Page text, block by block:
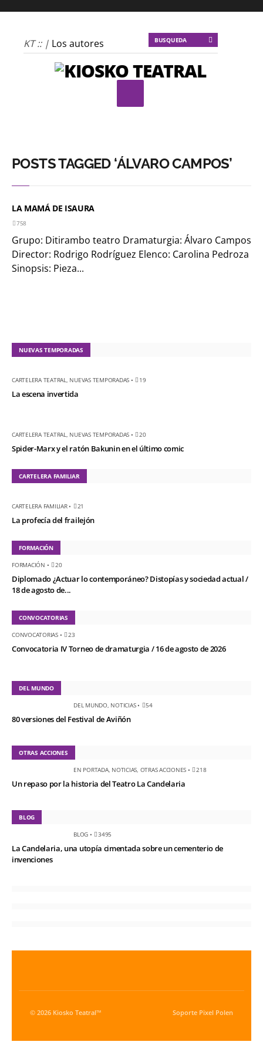
KT :: | Los autores
materiales
Dulce
locura para la
Mnemosine
KT :: |
frailejón
KT :: | Spider-Marx y
el ratón Bakunin en el
Distopías y sociedad
de 2026
dramaturgia / 16 de
agosto de 2026
KT :: |XV Festival
Internacional de
Teatro Rosa
POSTS TAGGED ‘ÁLVARO CAMPOS’
LA MAMÁ DE ISAURA
758
Grupo: Ditirambo teatro Dramaturgia: Álvaro Campos
Director: Rodrigo Rodríguez Elenco: Carolina Pedroza
Sinopsis: Pieza...
NUEVAS TEMPORADAS
CARTELERA TEATRAL, NUEVAS TEMPORADAS • 19
La escena invertida
CARTELERA TEATRAL, NUEVAS TEMPORADAS • 20
Spider-Marx y el ratón Bakunin en el último comic
CARTELERA FAMILIAR
CARTELERA FAMILIAR• 21
La profecía del frailejón
FORMACIÓN
FORMACIÓN • 20
Diplomado ¿Actuar lo contemporáneo? Distopías y sociedad actual /
18 de agosto de...
CONVOCATORIAS
CONVOCATORIAS• 23
Convocatoria IV Torneo de dramaturgia / 16 de agosto de 2026
DEL MUNDO
DEL MUNDO, NOTICIAS• 54
80 versiones del Festival de Aviñón
OTRAS ACCIONES
EN PORTADA, NOTICIAS, OTRAS ACCIONES • 218
Un repaso por la historia del Teatro La Candelaria
BLOG
BLOG • 3495
La Candelaria, una utopía cimentada sobre un cementerio de
invenciones
© 2026 Kiosko Teatral™ Soporte Pixel Polen